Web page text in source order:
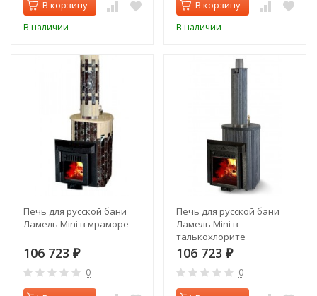
В корзину
В наличии
В корзину
В наличии
Печь для русской бани
Ламель Mini в мраморе
106 723 ₽
0
Печь для русской бани
Ламель Mini в
талькохлорите
106 723 ₽
0